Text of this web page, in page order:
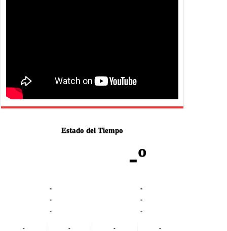
Estado del Tiempo
-º
-
-
-
-
-
-
-
-
-
-